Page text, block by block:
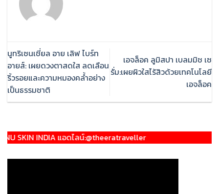
นูทริเซนเชี่ยล อาย เลิฟ ไบร์ท
อายส์: เผยดวงตาสดใส ลดเลือน
ริ้วรอยและความหมองคล้ำอย่าง
เป็นธรรมชาติ
เอจล็อค ลูมิสปา เบลมมิช เซ
รั่ม:เผยผิวใสไร้สิวด้วยเทคโนโลยี
เอจล็อค
แอดไลน์:@theeratraveller